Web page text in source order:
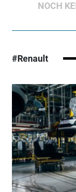
NOCH
#Renault